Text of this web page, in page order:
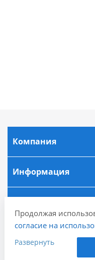
Компания
Информация
+7 (843) 580-
Продолжая
согласие на
пользовательских
сведения о
Развернуть